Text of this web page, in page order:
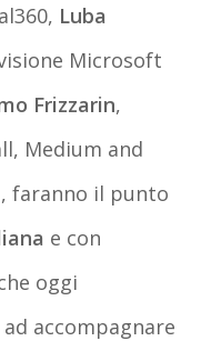
Luba
Microsoft
Frizzarin,
Medium and
, faranno il punto
e con
oggi
accompagnare